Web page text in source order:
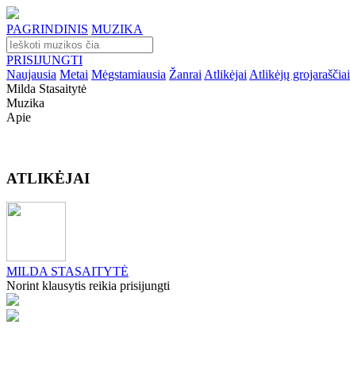
PAGRINDINIS MUZIKA
PRISIJUNGTI
Naujausia Metai Mėgstamiausia Žanrai Atlikėjai Atlikėjų grojaraščiai
Milda Stasaitytė
Muzika
Apie
ATLIKĖJAI
MILDA STASAITYTĖ
Norint klausytis reikia prisijungti